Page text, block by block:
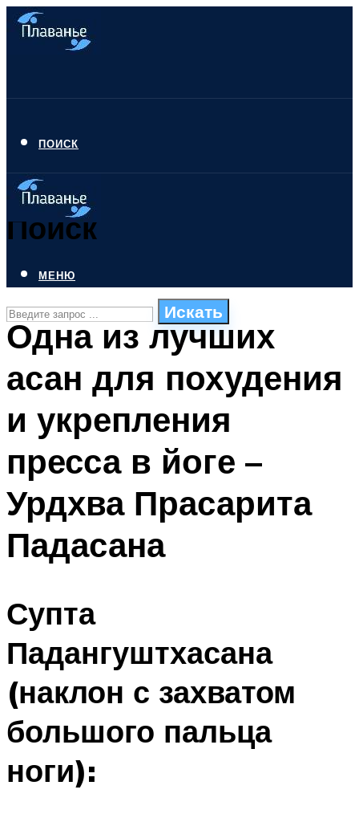
ПОИСК
Поиск
Искать
СТИЛИ ПЛАВАНЬЯ
ПЛАВАНЬЕ ДЛЯ ДЕТЕЙ
БАССЕЙН ДЛЯ ДОМА
ОЧИСТКА БАССЕЙНОВ
МЕНЮ
МЕНЮ
Одна из лучших
асан для похудения
и укрепления
пресса в йоге –
Урдхва Прасарита
Падасана
Супта
Падангуштхасана
(наклон с захватом
большого пальца
ноги):